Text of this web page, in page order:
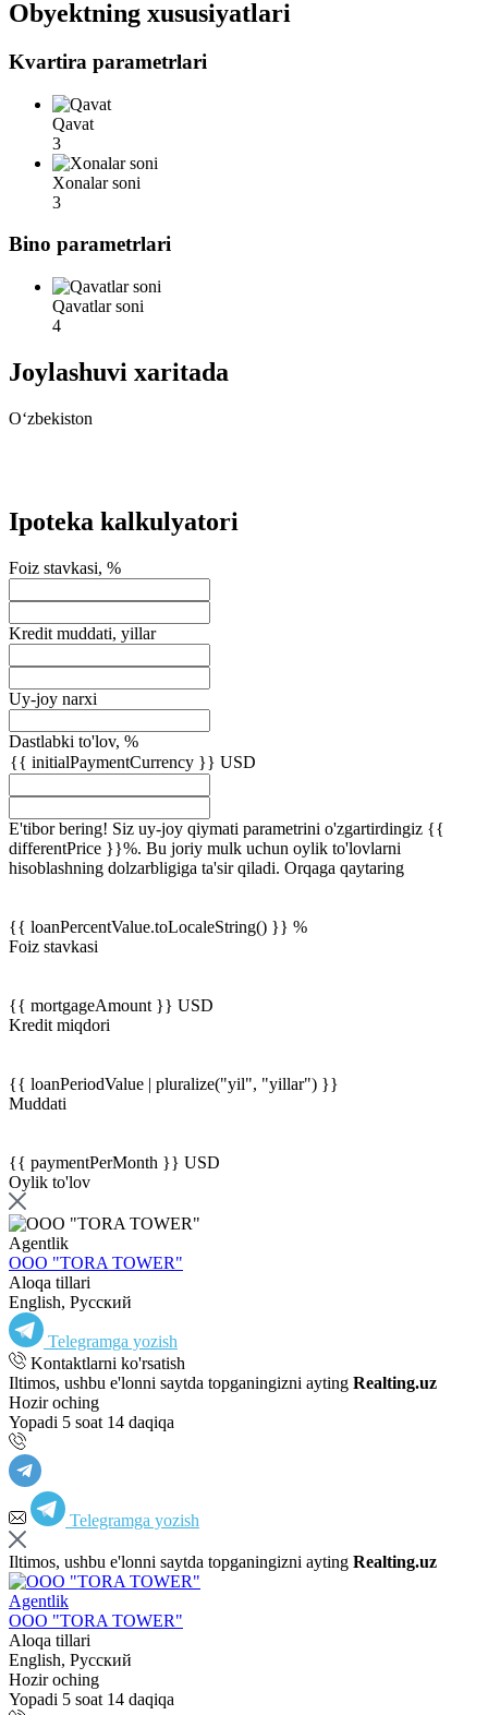
Obyektning xususiyatlari
Kvartira parametrlari
Qavat
3
Xonalar soni
3
Bino parametrlari
Qavatlar soni
4
Joylashuvi xaritada
Oʻzbekiston
Ipoteka kalkulyatori
Foiz stavkasi, %
Kredit muddati, yillar
Uy-joy narxi
Dastlabki to'lov, %
{{ initialPaymentCurrency }} USD
E'tibor bering! Siz uy-joy qiymati parametrini o'zgartirdingiz {{
differentPrice }}%. Bu joriy mulk uchun oylik to'lovlarni
hisoblashning dolzarbligiga ta'sir qiladi. Orqaga qaytaring
{{ loanPercentValue.toLocaleString() }} %
Foiz stavkasi
{{ mortgageAmount }} USD
Kredit miqdori
{{ loanPeriodValue | pluralize("yil", "yillar") }}
Muddati
{{ paymentPerMonth }} USD
Oylik to'lov
Agentlik
OOO "TORA TOWER"
Aloqa tillari
English, Русский
Telegramga yozish
Kontaktlarni ko'rsatish
Iltimos, ushbu e'lonni saytda topganingizni ayting Realting.uz
Hozir oching
Yopadi 5 soat 14 daqiqa
Telegramga yozish
Iltimos, ushbu e'lonni saytda topganingizni ayting Realting.uz
Agentlik
OOO "TORA TOWER"
Aloqa tillari
English, Русский
Hozir oching
Yopadi 5 soat 14 daqiqa